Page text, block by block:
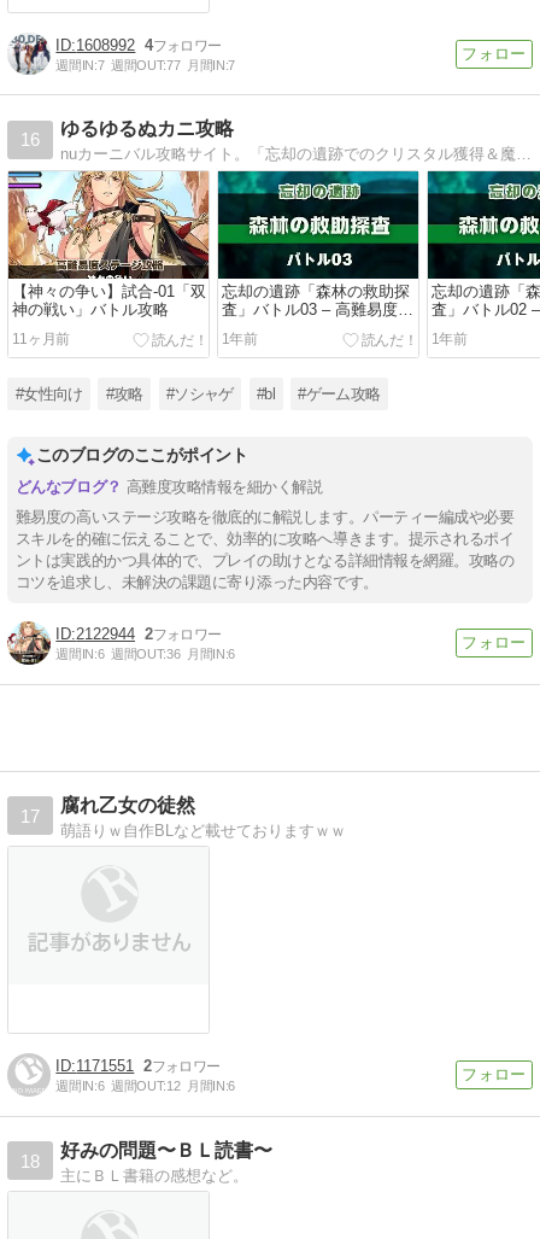
1608992 4
週間IN:7 週間OUT:77 月間IN:7
16
ゆるゆるぬカニ攻略
nuカーニバル攻略サイト。「忘却の遺跡でのクリスタル獲得＆魔法検定所の報酬全獲得」を目指して、ゆるめに頑張るNU:Carnival高難易度ステージ攻略情報を載せています。
【神々の争い】試合-01「双
神の戦い」バトル攻略
11ヶ月前
忘却の遺跡「森林の救助探
査」バトル03 – 高難易度ス
テージ攻略
1年前
忘却の遺跡「
査」バトル02
テージ攻略
1年前
#女性向け #攻略 #ソシャゲ #bl #ゲーム攻略
このブログのここがポイント
高難度攻略情報を細かく解説
難易度の高いステージ攻略を徹底的に解説します。パーティー編成や必要
スキルを的確に伝えることで、効率的に攻略へ導きます。提示されるポイ
ントは実践的かつ具体的で、プレイの助けとなる詳細情報を網羅。攻略の
コツを追求し、未解決の課題に寄り添った内容です。
2122944 2
週間IN:6 週間OUT:36 月間IN:6
17
腐れ乙女の徒然
萌語りｗ自作BLなど載せておりますｗｗ
1171551 2
週間IN:6 週間OUT:12 月間IN:6
18
好みの問題〜ＢＬ読書〜
主にＢＬ書籍の感想など。